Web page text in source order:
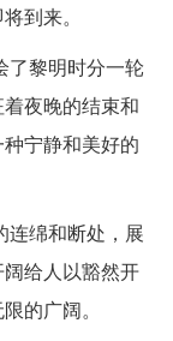
到来。
了黎明时分一轮
夜晚的结束和
宁静和美好的
连绵和断处，展
给人以豁然开
的广阔。